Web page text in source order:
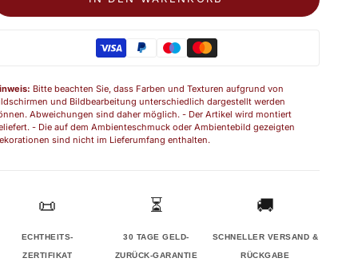
Bitte beachten Sie, dass Farben und Texturen aufgrund von
und Bildbearbeitung unterschiedlich dargestellt werden
Abweichungen sind daher möglich. - Der Artikel wird montiert
- Die auf dem Ambienteschmuck oder Ambientebild gezeigten
sind nicht im Lieferumfang enthalten.
📜
ECHTHEITS-
ZERTIFIKAT
⏳
30 TAGE GELD-
ZURÜCK-GARANTIE
🚚
SCHNELLER VERSAND &
RÜCKGABE